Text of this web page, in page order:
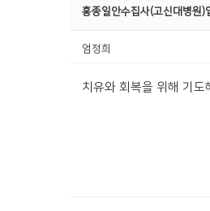
홍종일안수집사(고신대병원)
엄정희
치유와 회복을 위해 기도